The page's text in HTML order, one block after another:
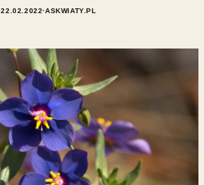
22.02.2022·ASKWIATY.PL